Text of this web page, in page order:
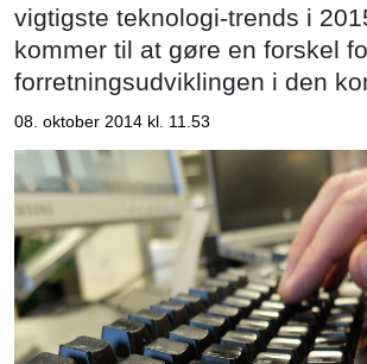
vigtigste teknologi-trends i
kommer til at gøre en forskel
forretningsudviklingen i den
08. oktober 2014 kl. 11.53